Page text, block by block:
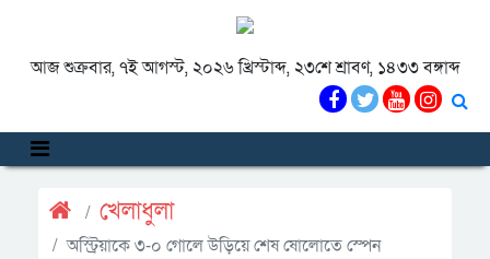
আজ শুক্রবার, ৭ই আগস্ট, ২০২৬ খ্রিস্টাব্দ, ২৩শে শ্রাবণ, ১৪৩৩ বঙ্গাব্দ
খেলাধুলা
অস্ট্রিয়াকে ৩-০ গোলে উড়িয়ে শেষ ষোলোতে স্পেন